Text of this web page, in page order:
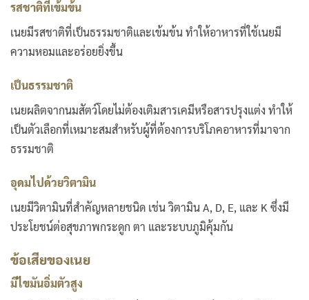
รสชาติที่เข้มข้น
เนยมีรสชาติที่เป็นธรรมชาติและเข้มข้น ทำให้อาหารที่ใช้เนยมี
ความหอมและอร่อยยิ่งขึ้น
เป็นธรรมชาติ
เนยผลิตจากนมสัตว์โดยไม่ต้องเติมสารเคมีหรือสารปรุงแต่ง ทำให้
เป็นตัวเลือกที่เหมาะสมสำหรับผู้ที่ต้องการบริโภคอาหารที่มาจาก
ธรรมชาติ
อุดมไปด้วยวิตามิน
เนยมีวิตามินที่สำคัญหลายชนิด เช่น วิตามิน A, D, E, และ K ซึ่งมี
ประโยชน์ต่อสุขภาพกระดูก ตา และระบบภูมิคุ้มกัน
ข้อเสียของเนย
มีไขมันอิ่มตัวสูง